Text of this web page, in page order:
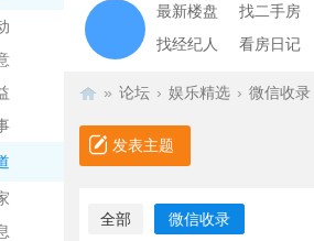
最新楼盘 找二手房
找经纪人
看房日记
» 论坛 › 娱乐精选 › 微信收录
发表主题
全部 微信收录